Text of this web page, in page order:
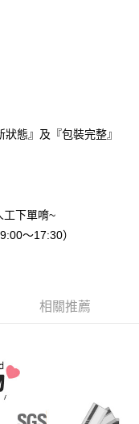
即使用無須另外申請。
截止日，確認付款後即完
易確認頁面所載為準。
未通過，訂單將自動取
每月結算日後寄送繳費提
台灣大直營門市／銀行轉
目的，商店將以您的個人
進項蒐集、處理及利用，
付方式。 讓您購物簡單
轉至「AFTEE先享後付」
結帳。
連結，可透過四大超商／
頁面顯示為準，若有關於
先享後付」服務完成之交
交易相關給付款項請求債
2.無組裝，只送至一
四 2.可指定日期，無
態』及『包裝完整』
下單唷~
～17:30）
相關推薦